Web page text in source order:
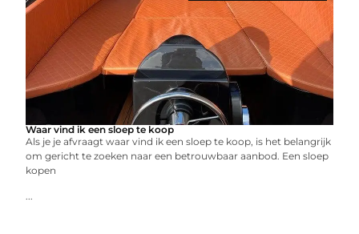
Waar vind ik een sloep te koop
Als je je afvraagt waar vind ik een sloep te koop, is het belangrijk
om gericht te zoeken naar een betrouwbaar aanbod. Een sloep
kopen
...